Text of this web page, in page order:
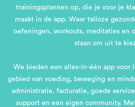
trainingsplannen op, die je voor je
maakt in de app. Waar talloze
oefeningen, workouts, meditaties en
staan om uit te
We bieden een alles-in-één app voor
gebied van voeding, beweging en
administratie, facturatie, goede
support en een eigen community.